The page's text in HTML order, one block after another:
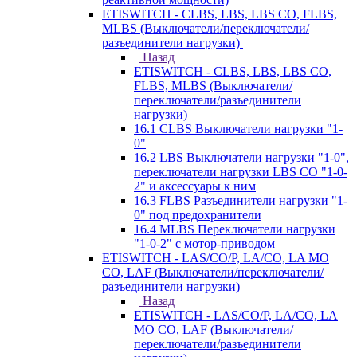
ETISWITCH - CLBS, LBS, LBS CO, FLBS,
MLBS (Выключатели/переключатели/
разъединители нагрузки)
Назад
ETISWITCH - CLBS, LBS, LBS CO,
FLBS, MLBS (Выключатели/
переключатели/разъединители
нагрузки)
16.1 CLBS Выключатели нагрузки "1-
0"
16.2 LBS Выключатели нагрузки "1-0",
переключатели нагрузки LBS CO "1-0-
2" и аксессуары к ним
16.3 FLBS Разъединители нагрузки "1-
0" под предохранители
16.4 MLBS Переключатели нагрузки
"1-0-2" с мотор-приводом
ETISWITCH - LAS/CO/P, LA/CO, LA MO
CO, LAF (Выключатели/переключатели/
разъединители нагрузки)
Назад
ETISWITCH - LAS/CO/P, LA/CO, LA
MO CO, LAF (Выключатели/
переключатели/разъединители